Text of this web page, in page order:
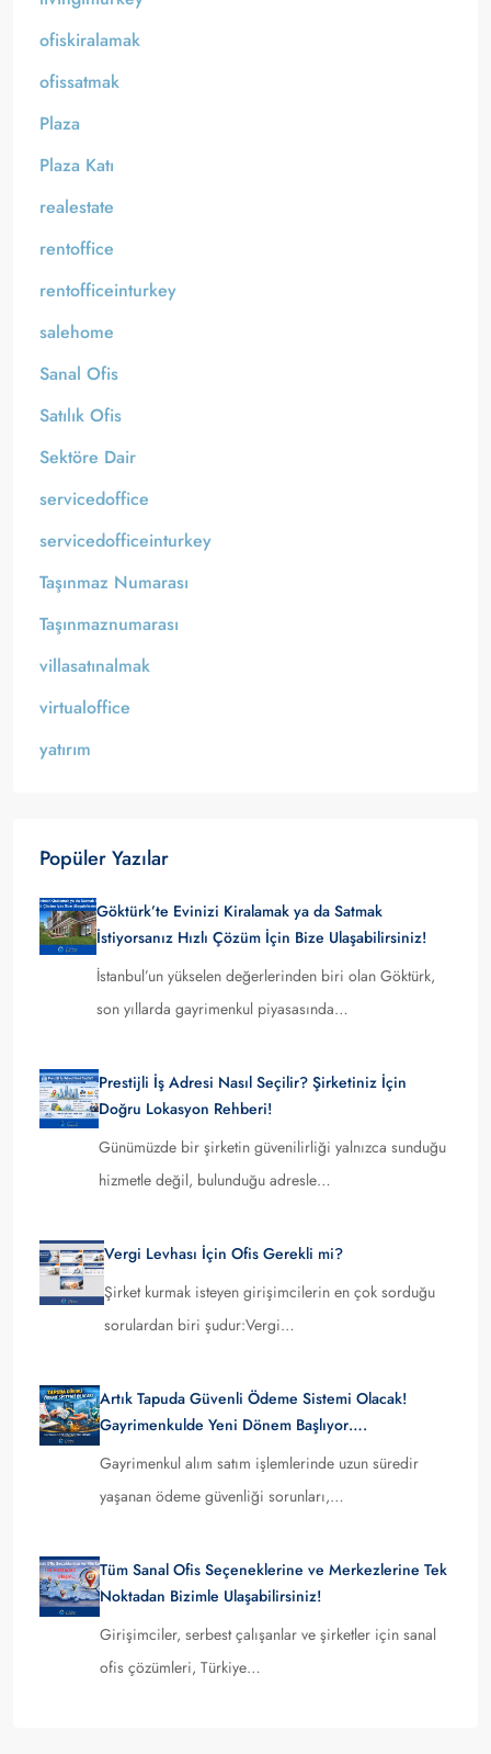
ofiskiralamak
ofissatmak
Plaza
Plaza Katı
realestate
rentoffice
rentofficeinturkey
salehome
Sanal Ofis
Satılık Ofis
Sektöre Dair
servicedoffice
servicedofficeinturkey
Taşınmaz Numarası
Taşınmaznumarası
villasatınalmak
virtualoffice
yatırım
Popüler Yazılar
Göktürk’te Evinizi Kiralamak ya da Satmak
İstiyorsanız Hızlı Çözüm İçin Bize Ulaşabilirsiniz!
İstanbul’un yükselen değerlerinden biri olan Göktürk,
son yıllarda gayrimenkul piyasasında…
Prestijli İş Adresi Nasıl Seçilir? Şirketiniz İçin
Doğru Lokasyon Rehberi!
Günümüzde bir şirketin güvenilirliği yalnızca sunduğu
hizmetle değil, bulunduğu adresle…
Vergi Levhası İçin Ofis Gerekli mi?
Şirket kurmak isteyen girişimcilerin en çok sorduğu
sorulardan biri şudur:Vergi…
Artık Tapuda Güvenli Ödeme Sistemi Olacak!
Gayrimenkulde Yeni Dönem Başlıyor….
Gayrimenkul alım satım işlemlerinde uzun süredir
yaşanan ödeme güvenliği sorunları,…
Tüm Sanal Ofis Seçeneklerine ve Merkezlerine Tek
Noktadan Bizimle Ulaşabilirsiniz!
Girişimciler, serbest çalışanlar ve şirketler için sanal
ofis çözümleri, Türkiye…